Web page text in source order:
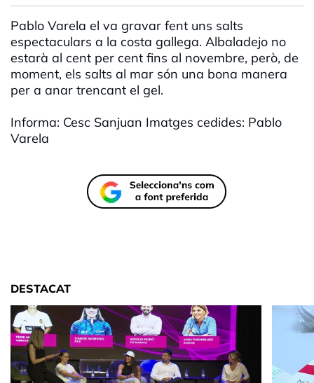
Pablo Varela el va gravar fent uns salts
espectaculars a la costa gallega. Albaladejo no
estarà al cent per cent fins al novembre, però, de
moment, els salts al mar són una bona manera
per a anar trencant el gel.
Informa: Cesc Sanjuan Imatges cedides: Pablo
Varela
DESTACAT